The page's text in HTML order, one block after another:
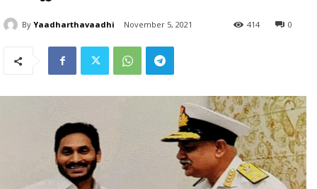
By Yaadharthavaadhi November 5, 2021 0
414